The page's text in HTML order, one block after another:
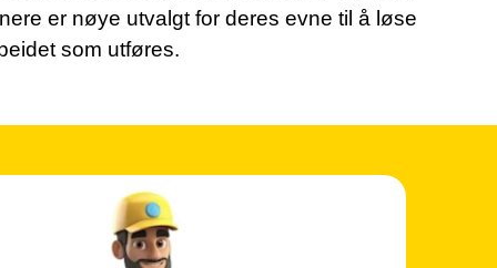
er nøye utvalgt for deres evne til å løse
som utføres.